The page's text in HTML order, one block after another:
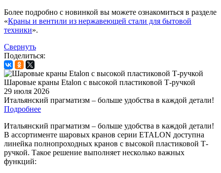
Более подробно с новинкой вы можете ознакомиться в разделе
«Краны и вентили из нержавеющей стали для бытовой
техники».
Свернуть
Поделиться:
Шаровые краны Etalon с высокой пластиковой Т-ручкой
29 июля 2026
Итальянский прагматизм – больше удобства в каждой детали!
Подробнее
Итальянский прагматизм – больше удобства в каждой детали!
В ассортименте шаровых кранов серии ETALON доступна
линейка полнопроходных кранов с высокой пластиковой Т-
ручкой. Такое решение выполняет несколько важных
функций: